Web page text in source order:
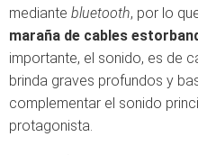
mediante bluetooth, por lo
maraña de cables
importante, el sonido, es de
brinda graves profundos y
complementar el sonido
protagonista.